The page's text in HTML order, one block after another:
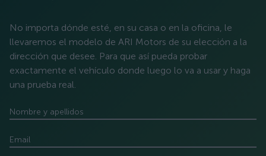
No importa dónde esté, en su casa o en la oficina, le
llevaremos el modelo de ARI Motors de su elección a la
dirección que desee. Para que así pueda probar
exactamente el vehículo donde luego lo va a usar y haga
una prueba real.
Nombre y apellidos
Email